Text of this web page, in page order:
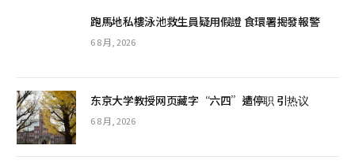
跑馬地私樓泳池救生員疑用假證 食環署揭發報警
6 8 月, 2026
东京大学教授网页藏字“六四”遭停职 引热议
6 8 月, 2026